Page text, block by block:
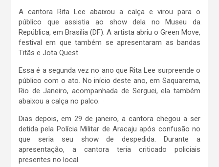
A cantora Rita Lee abaixou a calça e virou para o
público que assistia ao show dela no Museu da
República, em Brasília (DF). A artista abriu o Green Move,
festival em que também se apresentaram as bandas
Titãs e Jota Quest.
Essa é a segunda vez no ano que Rita Lee surpreende o
público com o ato. No início deste ano, em Saquarema,
Rio de Janeiro, acompanhada de Serguei, ela também
abaixou a calça no palco.
Dias depois, em 29 de janeiro, a cantora chegou a ser
detida pela Polícia Militar de Aracaju após confusão no
que seria seu show de despedida. Durante a
apresentação, a cantora teria criticado policiais
presentes no local.